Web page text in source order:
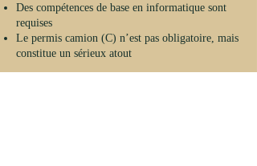
Des compétences de base en informatique sont
requises
Le permis camion (C) n’est pas obligatoire, mais
constitue un sérieux atout